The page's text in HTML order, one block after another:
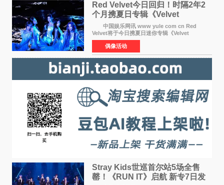
Red Velvet今日回归！时隔2年2
个月携夏日专辑《Velvet
Summer》重启完整体活动
中国娱乐网讯 www yule com cn Red
Velvet将于今日携夏日迷你专辑《Velvet
Summer》时隔2年2个月重启完整体活动。这张
于8月3日发行的专辑，主打柔和成熟氛围的夏日
音乐，收录了成员们想着
偶像活动
Stray Kids世巡首尔站5场全售
罄！《RUN IT》启航 新专7日发